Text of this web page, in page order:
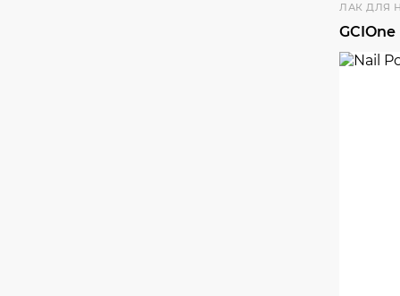
ЛАК ДЛЯ